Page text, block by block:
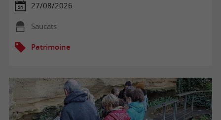
27/08/2026
Saucats
Patrimoine